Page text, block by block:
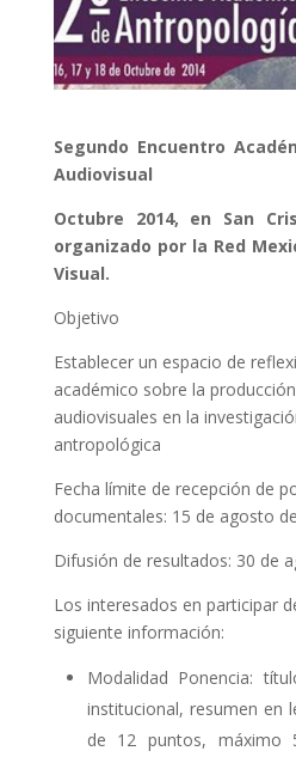
Segundo Encuentro
Audiovisual
Octubre 2014, en San
organizado por la Red
Visual.
Objetivo
Establecer un espacio de
académico sobre la
audiovisuales en la
antropológica
Fecha límite de recepción de
documentales: 15 de agosto
Difusión de resultados: 30 de
Los interesados en participar
siguiente información:
Modalidad Ponencia:
institucional, resumen en
de 12 puntos, máximo